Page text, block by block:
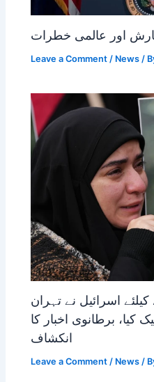
اور عالمی خطرات
Leave a Comment / News /
اسرائیل نے تہران
برطانوی اخبار کا
انکشاف
Leave a Comment / News /